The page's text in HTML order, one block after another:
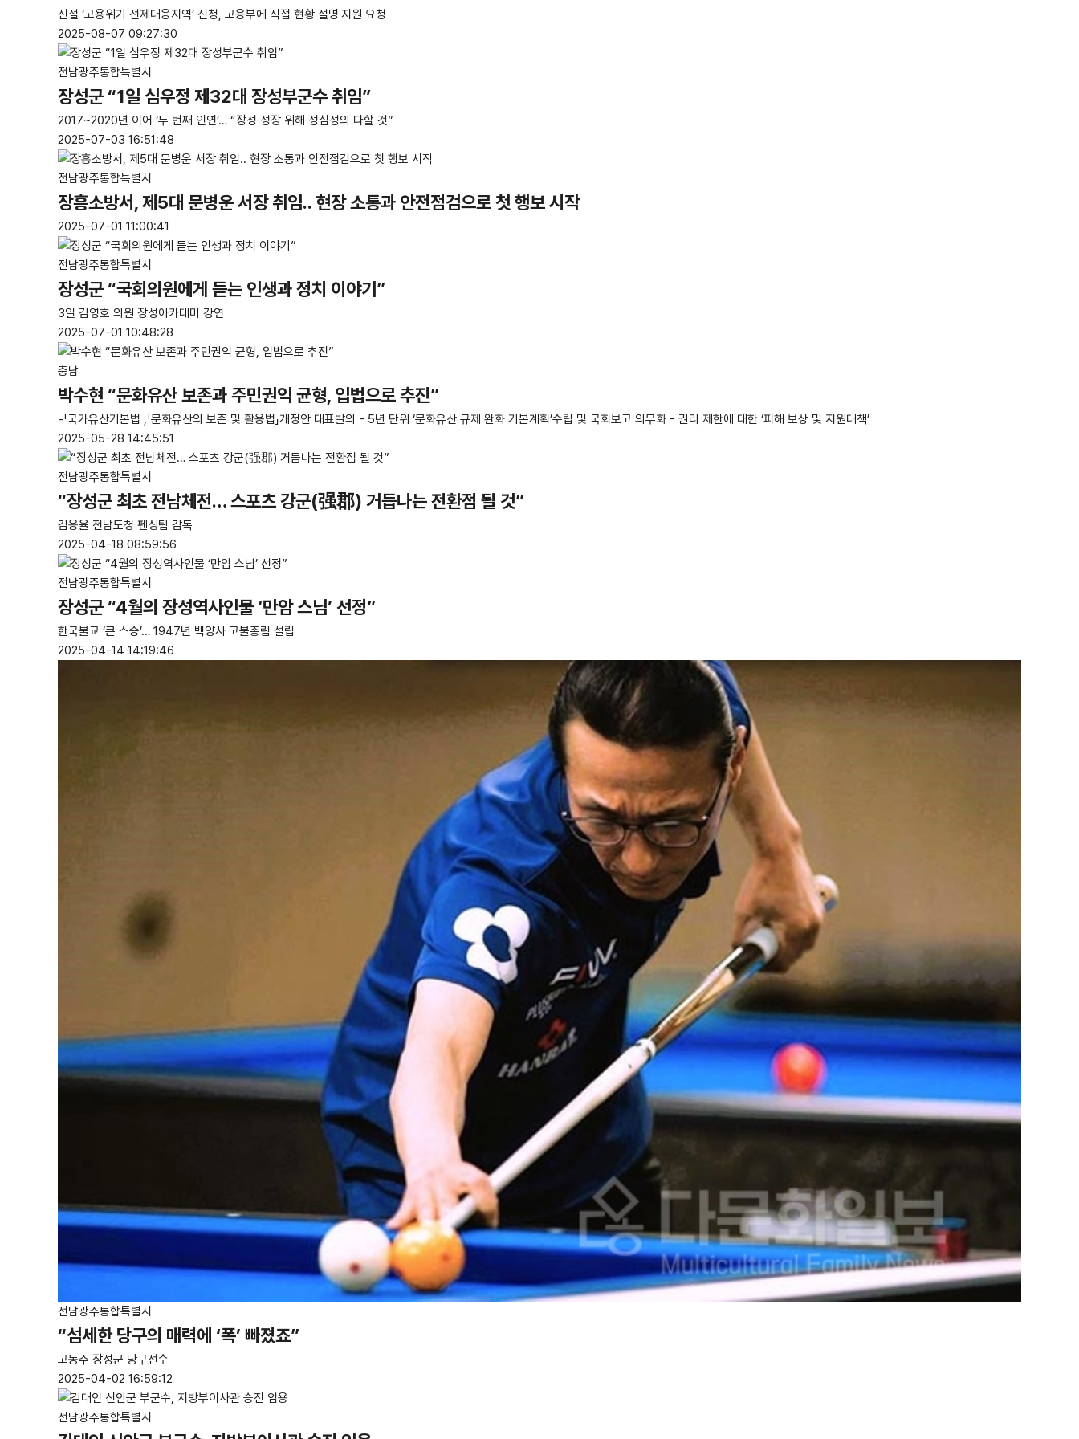
신설 ‘고용위기 선제대응지역’ 신청, 고용부에 직접 현황 설명‧지원 요청
2025-08-07 09:27:30
전남광주통합특별시
장성군 “1일 심우정 제32대 장성부군수 취임”
2017~2020년 이어 ‘두 번째 인연’… “장성 성장 위해 성심성의 다할 것”
2025-07-03 16:51:48
전남광주통합특별시
장흥소방서, 제5대 문병운 서장 취임.. 현장 소통과 안전점검으로 첫 행보 시작
2025-07-01 11:00:41
전남광주통합특별시
장성군 “국회의원에게 듣는 인생과 정치 이야기”
3일 김영호 의원 장성아카데미 강연
2025-07-01 10:48:28
충남
박수현 “문화유산 보존과 주민권익 균형, 입법으로 추진”
-「국가유산기본법 ,「문화유산의 보존 및 활용법」개정안 대표발의 - 5년 단위 ‘문화유산 규제 완화 기본계획’수립 및 국회보고 의무화 - 권리 제한에 대한 ‘피해 보상 및 지원대책’
2025-05-28 14:45:51
전남광주통합특별시
“장성군 최초 전남체전… 스포츠 강군(强郡) 거듭나는 전환점 될 것”
김용율 전남도청 펜싱팀 감독
2025-04-18 08:59:56
전남광주통합특별시
장성군 “4월의 장성역사인물 ‘만암 스님’ 선정”
한국불교 ‘큰 스승’… 1947년 백양사 고불총림 설립
2025-04-14 14:19:46
전남광주통합특별시
“섬세한 당구의 매력에 ‘폭’ 빠졌죠”
고동주 장성군 당구선수
2025-04-02 16:59:12
전남광주통합특별시